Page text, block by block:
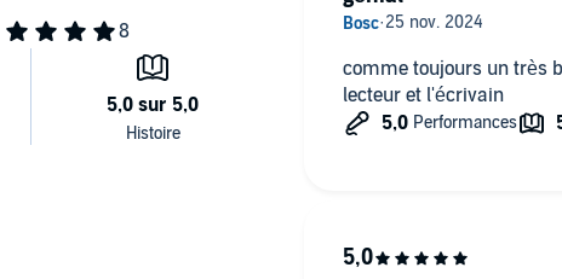
comme toujours un très
lecteur et l'écrivain